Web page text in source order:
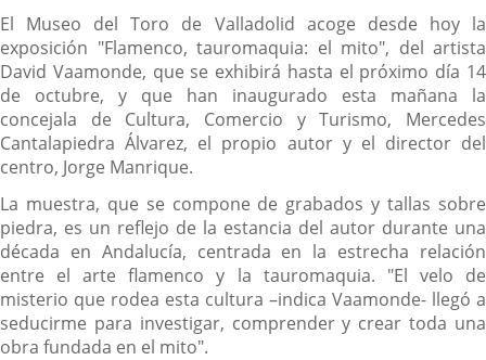
El Museo del Toro de Valladolid acoge desde hoy la
exposición "Flamenco, tauromaquia: el mito", del artista
David Vaamonde, que se exhibirá hasta el próximo día 14
de octubre, y que han inaugurado esta mañana la
concejala de Cultura, Comercio y Turismo, Mercedes
Cantalapiedra Álvarez, el propio autor y el director del
centro, Jorge Manrique.
La muestra, que se compone de grabados y tallas sobre
piedra, es un reflejo de la estancia del autor durante una
década en Andalucía, centrada en la estrecha relación
entre el arte flamenco y la tauromaquia. "El velo de
misterio que rodea esta cultura –indica Vaamonde- llegó a
seducirme para investigar, comprender y crear toda una
obra fundada en el mito".